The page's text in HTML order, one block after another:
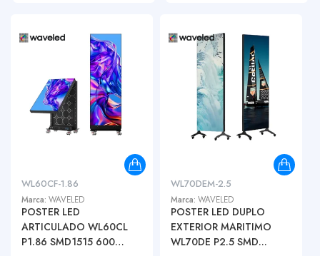
WL60CF-1.86
Marca: WAVELED
POSTER LED
ARTICULADO WL60CL
P1.86 SMD1515 600
WL70DEM-2.5
Marca: WAVELED
POSTER LED DUPLO
EXTERIOR MARITIMO
WL70DE P2.5 SMD...